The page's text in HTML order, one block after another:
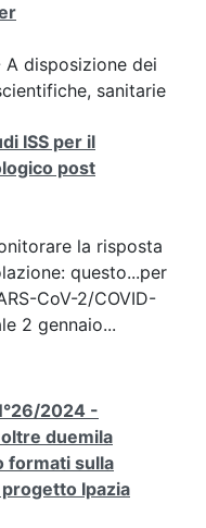
disposizione dei
sanitarie
ISS per il
post
la risposta
questo...per
CoV-2/COVID-
2 gennaio...
2024 -
duemila
formati sulla
Ipazia